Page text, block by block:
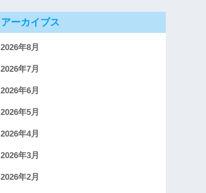
アーカイブス
2026年8月
2026年7月
2026年6月
2026年5月
2026年4月
2026年3月
2026年2月